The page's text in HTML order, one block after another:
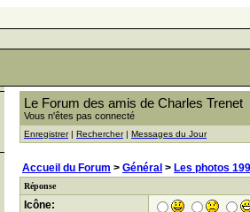
Le Forum des amis de Charles Trenet
Vous n'êtes pas connecté
Enregistrer| Rechercher| Messages du Jour
Accueil du Forum > Général > Les photos
Réponse
Icône: